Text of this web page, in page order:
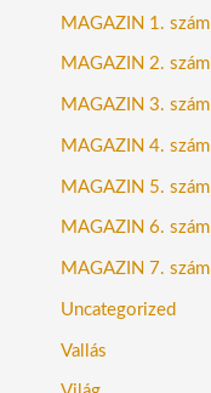
MAGAZIN 1. szám
MAGAZIN 2. szám
MAGAZIN 3. szám
MAGAZIN 4. szám
MAGAZIN 5. szám
MAGAZIN 6. szám
MAGAZIN 7. szám
Uncategorized
Vallás